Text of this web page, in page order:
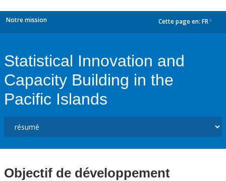
Notre mission Cette page en: FR
Statistical Innovation and
Capacity Building in the
Pacific Islands
Objectif de développement